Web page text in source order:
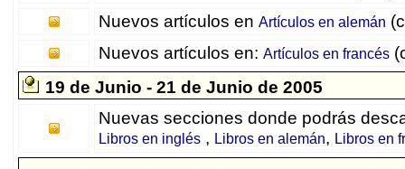
Nuevos artículos en Artículos en alemán
Nuevos artículos en: Artículos en francés
19 de Junio - 21 de Junio de 2005
Nuevas secciones donde podrás
Libros en inglés , Libros en alemán, Libros en